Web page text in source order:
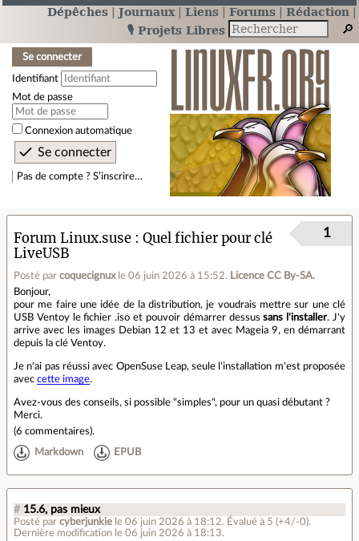
Dépêches Journaux Liens Forums
Rédaction
🎙️ Projets Libres
Se connecter
Identifiant
Mot de passe
Connexion automatique
Pas de compte ? S’inscrire…
Forum Linux.suse
Quel fichier pour clé
LiveUSB
Posté par coquecignux le 06 juin 2026 à 15:52. Licence CC By‑SA.
1
Bonjour,
pour me faire une idée de la distribution, je voudrais mettre sur une clé
USB Ventoy le fichier .iso et pouvoir démarrer dessussans l'installer. J'y
arrive avec les images Debian 12 et 13 et avec Mageia 9, en démarrant
depuis la clé Ventoy.
Je n'ai pas réussi avec OpenSuse Leap, seule l'installation m'est proposée
avec cette image.
Avez-vous des conseils, si possible "simples", pour un quasi débutant ?
Merci.
(6 commentaires).
Markdown EPUB
# 15.6, pas mieux
Posté par cyberjunkie le 06 juin 2026 à 18:12. Évalué à 5 (+4/-0).
Dernière modification le 06 juin 2026 à 18:13.